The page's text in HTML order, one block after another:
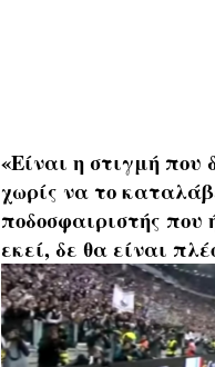
«Είναι η στιγμή που
χωρίς να το
ποδοσφαιριστής
εκεί, δε θα είναι